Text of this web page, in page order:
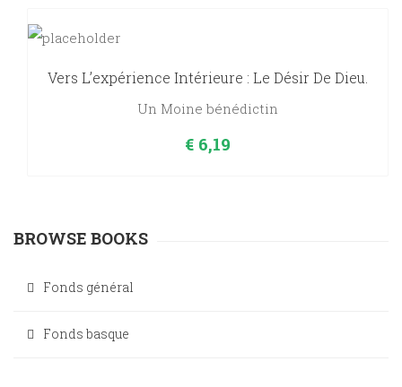
Vers L’expérience Intérieure : Le Désir De Dieu.
Un Moine bénédictin
€ 6,19
BROWSE BOOKS
Fonds général
Fonds basque